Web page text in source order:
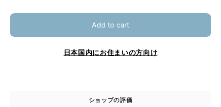
Add to cart
日本国内にお住まいの方向け
ショップの評価